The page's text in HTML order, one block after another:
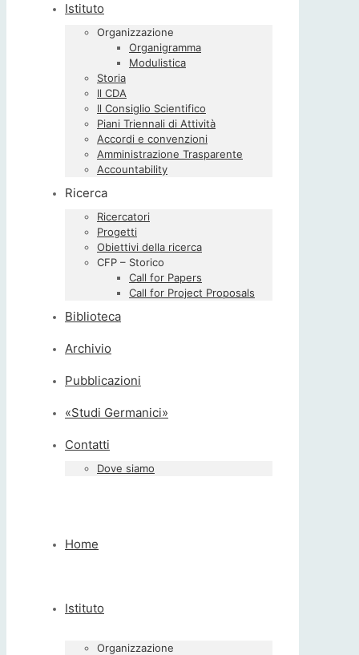
Istituto
Organizzazione
Organigramma
Modulistica
Storia
Il CDA
Il Consiglio Scientifico
Piani Triennali di Attività
Accordi e convenzioni
Amministrazione Trasparente
Accountability
Ricerca
Ricercatori
Progetti
Obiettivi della ricerca
CFP – Storico
Call for Papers
Call for Project Proposals
Biblioteca
Archivio
Pubblicazioni
«Studi Germanici»
Contatti
Dove siamo
Home
Istituto
Organizzazione